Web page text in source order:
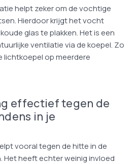
helpt zeker om de vochtige
Hierdoor krijgt het vocht
glas te plakken. Het is een
ventilatie via de koepel. Zo
lichtkoepel op meerdere
effectief tegen de
in je
vooral tegen de hitte in de
Het heeft echter weinig invloed